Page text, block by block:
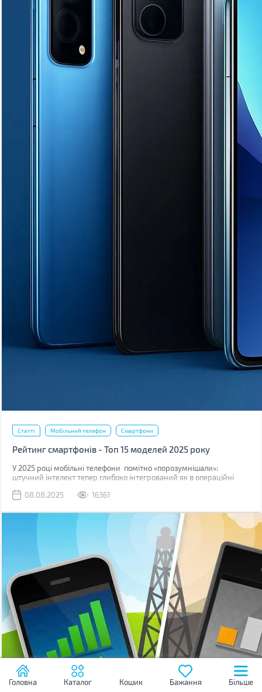
Статті Мобільний телефон Смартфони
Рейтинг смартфонів - Топ 15 моделей 2025 року
У 2025 році мобільні телефони помітно «порозумнішали»:
штучний інтелект тепер глибоко інтегрований як в операційні
08.08.2025
16361
Головна Каталог Кошик Бажання Більше